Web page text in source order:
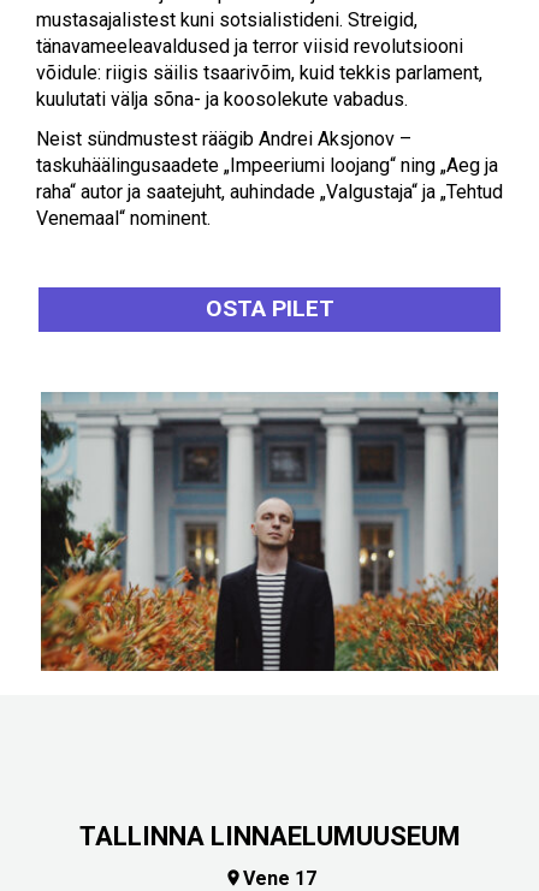
mustasajalistest kuni sotsialistideni. Streigid,
tänavameeleavaldused ja terror viisid revolutsiooni
võidule: riigis säilis tsaarivõim, kuid tekkis parlament,
kuulutati välja sõna- ja koosolekute vabadus.
Neist sündmustest räägib Andrei Aksjonov –
taskuhäälingusaadete „Impeeriumi loojang“ ning „Aeg ja
raha“ autor ja saatejuht, auhindade „Valgustaja“ ja „Tehtud
Venemaal“ nominent.
OSTA PILET
TALLINNA LINNAELUMUUSEUM
Vene 17